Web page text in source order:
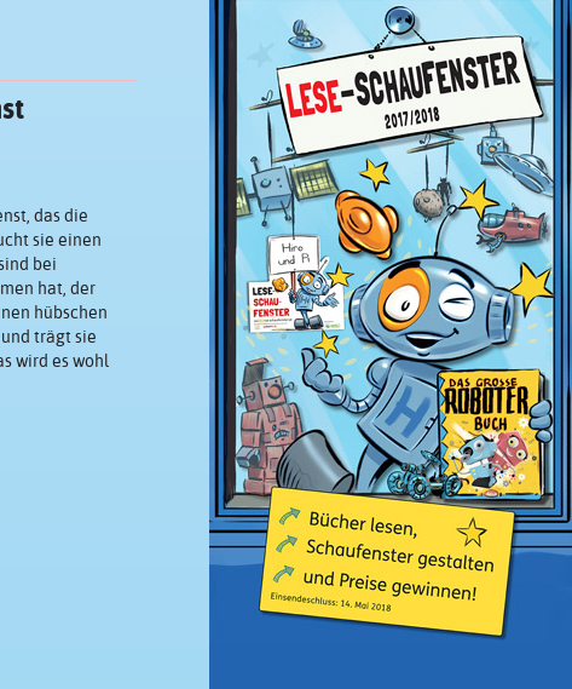
das die
sie einen
bei
hat, der
hübschen
trägt sie
wird es wohl